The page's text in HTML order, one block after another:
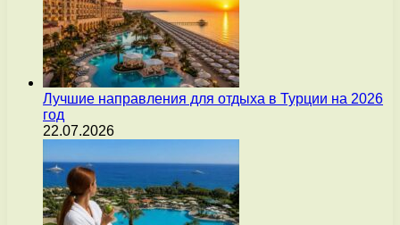
Лучшие направления для отдыха в Турции на 2026
год
22.07.2026